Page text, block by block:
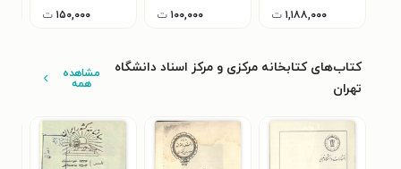
۱,۱۸۸,۰۰۰ ت ۱۰۰,۰۰۰ ت ۱۵۰,۰۰۰ ت
کتاب‌های کتابخانه مرکزی و مرکز اسناد دانشگاه
تهران
مشاهده
همه